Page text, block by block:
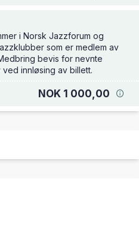
i Norsk Jazzforum og
som er medlem av
bevis for nevnte
innløsing av billett.
NOK 1 000,00